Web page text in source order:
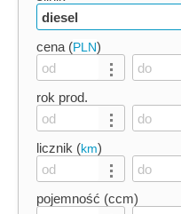
diesel
cena (PLN)
rok prod.
licznik (km)
pojemność (ccm)